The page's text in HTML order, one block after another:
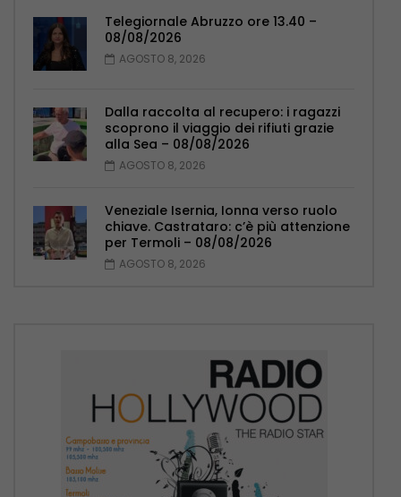
Telegiornale Abruzzo ore 13.40 –
08/08/2026
AGOSTO 8, 2026
Dalla raccolta al recupero: i ragazzi
scoprono il viaggio dei rifiuti grazie
alla Sea – 08/08/2026
AGOSTO 8, 2026
Veneziale Isernia, Ionna verso ruolo
chiave. Castrataro: c’è più attenzione
per Termoli – 08/08/2026
AGOSTO 8, 2026